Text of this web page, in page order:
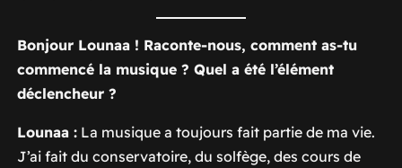
Bonjour Lounaa ! Raconte-nous, comment as-tu
commencé la musique ? Quel a été l’élément
déclencheur ?
Lounaa :La musique a toujours fait partie de ma vie.
J’ai fait du conservatoire, du solfège, des cours de